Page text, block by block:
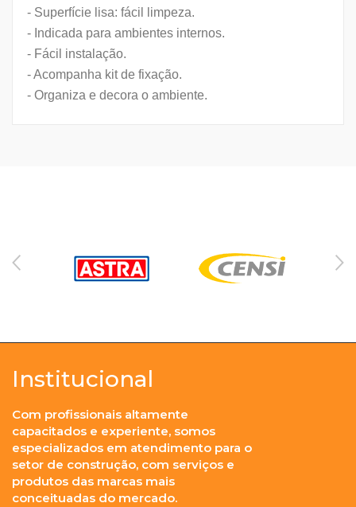
- Superfície lisa: fácil limpeza.
- Indicada para ambientes internos.
- Fácil instalação.
- Acompanha kit de fixação.
- Organiza e decora o ambiente.
Institucional
Com profissionais altamente
capacitados e experiente, somos
especializados em atendimento para o
setor de construção, com serviços e
produtos das marcas mais
conceituadas do mercado.